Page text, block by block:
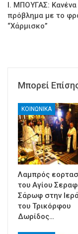
Ι. ΜΠΟΥΓΑΣ: Κανένα
πρόβλημα με το
“Χάρμισκο”
Μπορεί
ΚΟΙΝΩΝΙΚΑ
Λαμπρός
του Αγίου
Σάρωφ στην
του Τρικόρφου
Δωρίδος…